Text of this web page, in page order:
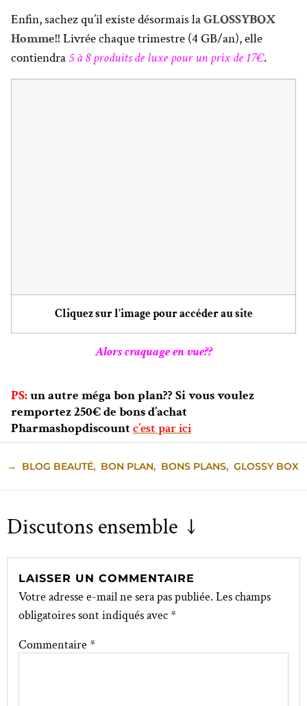
Enfin, sachez qu’il existe désormais laGLOSSYBOX
Homme!! Livrée chaque trimestre (4 GB/an), elle
contiendra 5 à 8 produits de luxe pour un prix de 17€.
Cliquez sur l’image pour accéder au site
Alors craquage en vue??
PS:un autre méga bon plan?? Si vous voulez
remportez 250€ de bons d’achat
Pharmashopdiscountc’est par ici
→ BLOG BEAUTÉ, BON PLAN, BONS PLANS, GLOSSY BOX
Discutons ensemble ↓
LAISSER UN COMMENTAIRE
Votre adresse e-mail ne sera pas publiée. Les champs
obligatoires sont indiqués avec*
Commentaire *